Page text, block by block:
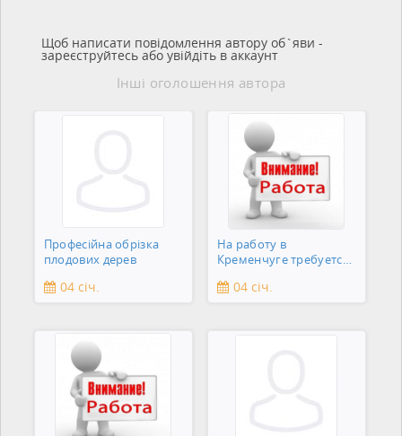
Щоб написати повідомлення автору об`яви -
зареєструйтесь або увійдіть в аккаунт
Інші оголошення автора
Професійна обрізка
плодових дерев
04 січ.
На работу в
Кременчуге требуется
04 січ.